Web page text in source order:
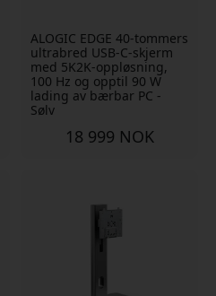
ALOGIC EDGE 40-tommers
ultrabred USB-C-skjerm
med 5K2K-oppløsning,
100 Hz og opptil 90 W
lading av bærbar PC -
Sølv
18 999 NOK